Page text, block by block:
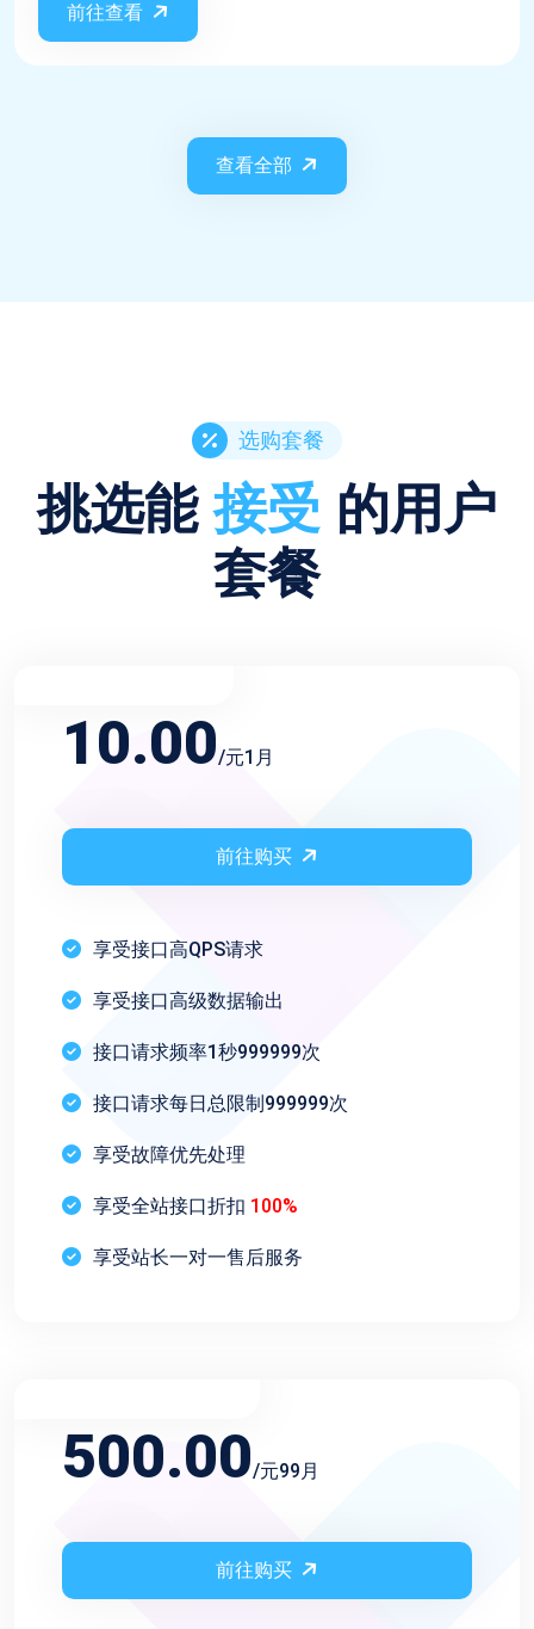
前往查看
查看全部
选购套餐
挑选能接受 的用户
套餐
10.00/元1月
前往购买
享受接口高QPS请求
享受接口高级数据输出
接口请求频率1秒999999次
接口请求每日总限制999999次
享受故障优先处理
享受全站接口折扣 100%
享受站长一对一售后服务
500.00/元99月
前往购买